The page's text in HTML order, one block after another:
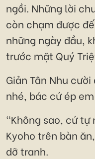
ngồi. Những lời
còn chạm được
những ngày đầu,
trước mặt Quý
Giản Tân Nhu
nhé, bác cứ ép
"Không sao, cứ tự
Kyoho trên bàn
dỡ tranh.